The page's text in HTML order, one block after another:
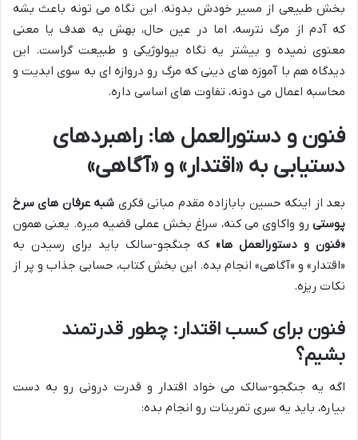
بخش طبیعی از مسیر خودش بدونه. این نگاه می تونه باعث بشه
که آدم از مرگ نترسه، اما در عین حال، بهش یه هدف یا معنی
معنوی نمیده و بیشتر یه نگاه بیولوژیکی و طبیعت گراست. این
دیدگاه هم با آموزه های دینی که مرگ رو دروازه ای به سوی ابدیت و
محاسبه اعمال می دونه، تفاوت های اساسی داره.
فنون و دستورالعمل ها: راهبردهای
دستیابی به «اقتدار» و «آگاهی»
بعد از اینکه حسین بابازاده مقدم مبانی فکری شبه عرفان های سرخ
پوستی رو واکاوی می کنه، سراغ بخش عملی قضیه میره. یعنی همون
«فنون و دستورالعمل ها»که جنگجو-سالک باید برای رسیدن به
«اقتدار» و «آگاهی» انجام بده. این بخش کتاب، حسابی جذاب و پر از
نکات ریزه.
فنون برای کسب اقتدار: چطور قدرتمند
بشیم؟
اگه یه جنگجو-سالک می خواد اقتدار و قدرت درونی رو به دست
بیاره، باید یه سری تمرینات رو انجام بده: